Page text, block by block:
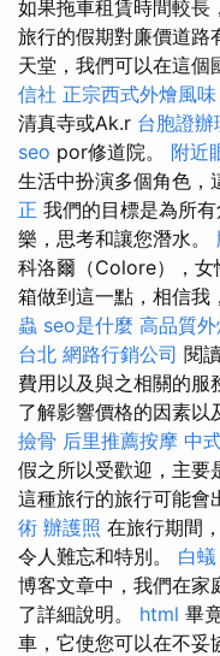
如果拖車租賃時間較長
旅行的假期對廉價道路
天堂，我們可以在這個
信社 正宗西式外燴風味
清真寺或Ak.r 台胞證辦
seo por修道院。 附近
生活中扮演多個角色，
正 我們的目標是為所
樂，思考和讓您潛水。
科洛爾（Colore），女
箱做到這一點，相信我
蟲 seo是什麼 高品質
台北 網路行銷公司 閱
費用以及與之相關的服
了解影響價格的因素以
撿骨 后里推薦按摩 中
假之所以受歡迎，主要
這種旅行的旅行可能會
術 辦護照 在旅行期間
令人難忘和特別。 白蟻
博客文章中，我們在家
了詳細說明。 html 畢
車，它使您可以在不妥